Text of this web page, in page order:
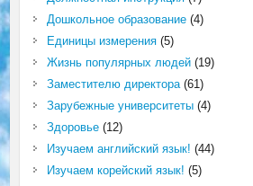
Дошкольное образование(4)
Единицы измерения(5)
Жизнь популярных людей(19)
Заместителю директора(61)
Зарубежные университеты(4)
Здоровье(12)
Изучаем английский язык! (44)
Изучаем корейский язык! (5)